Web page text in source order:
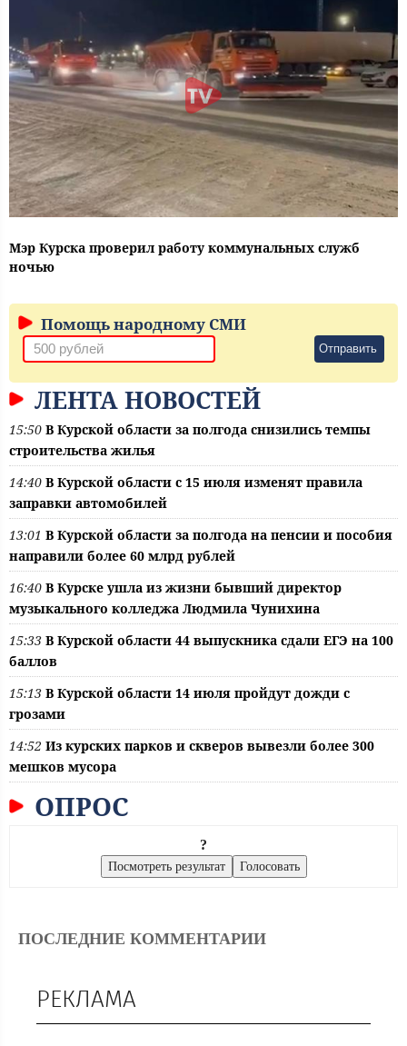
Мэр Курска проверил работу коммунальных служб
ночью
Помощь народному СМИ
Отправить
ЛЕНТА НОВОСТЕЙ
15:50 В Курской области за полгода снизились темпы
строительства жилья
14:40 В Курской области с 15 июля изменят правила
заправки автомобилей
13:01 В Курской области за полгода на пенсии и пособия
направили более 60 млрд рублей
16:40 В Курске ушла из жизни бывший директор
музыкального колледжа Людмила Чунихина
15:33 В Курской области 44 выпускника сдали ЕГЭ на 100
баллов
15:13 В Курской области 14 июля пройдут дожди с
грозами
14:52 Из курских парков и скверов вывезли более 300
мешков мусора
ОПРОС
?
ПОСЛЕДНИЕ КОММЕНТАРИИ
РЕКЛАМА